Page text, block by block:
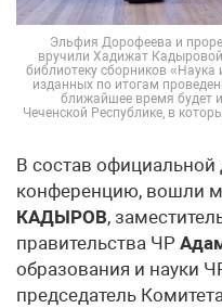
Эльфия Дорофеева и
вручили Хадижат
библиотеку сборников «Наука
изданных по итогам
ближайшее время будет
Чеченской Республике, в
В состав официальной
конференцию, вошли
КАДЫРОВ,
правительства ЧР
образования и науки
председатель